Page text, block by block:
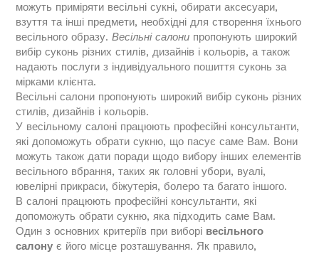
можуть приміряти весільні сукні, обирати аксесуари,
взуття та інші предмети, необхідні для створення їхнього
весільного образу.Весільні салони пропонують широкий
вибір суконь різних стилів, дизайнів і кольорів, а також
надають послуги з індивідуального пошиття суконь за
мірками клієнта.
Весільні салони пропонують широкий вибір суконь різних
стилів, дизайнів і кольорів.
У весільному салоні працюють професійні консультанти,
які допоможуть обрати сукню, що пасує саме Вам. Вони
можуть також дати поради щодо вибору інших елементів
весільного вбрання, таких як головні убори, вуалі,
ювелірні прикраси, біжутерія, болеро та багато іншого.
В салоні працюють професійні консультанти, які
допоможуть обрати сукню, яка підходить саме Вам.
Один з основних критеріїв при виборі весільного
салону є його місце розташування. Як правило,